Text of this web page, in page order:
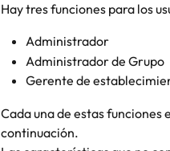
Hay tres funciones para los
Administrador
Administrador de Grupo
Gerente de
Cada una de estas funciones
continuación.